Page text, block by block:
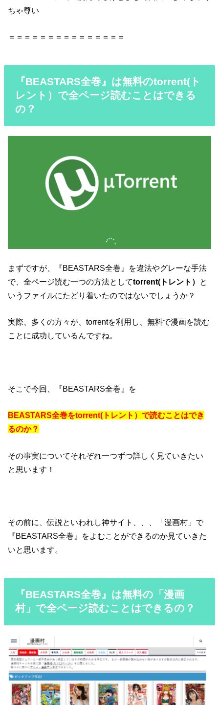
ちゃ尊い
＝＝＝＝＝＝＝＝＝＝＝＝＝＝＝
『BEASTARS全巻』は無料のtorrent(ト
レント）で全ページ読むことはできる
の？
まずですが、『BEASTARS全巻』を違法やグレーな手法
で、全ページ読む一つの方法としてtorrent(トレント） と
いうファイルにたどり着いたのではないでしょうか？
実際、多くの方々が、torrentを利用し、無料で漫画を読む
ことに成功しているんですね。
そこで今回、『BEASTARS全巻』を
BEASTARS全巻をtorrent(トレント）で読むことはでき
るのか？
その事実についてそれぞれ一つずつ詳しく見ていきたい
と思います！
その前に、伝説といわれし神サイト、、、「漫画村」で
『BEASTARS全巻』をよむことができるのか見ていきた
いと思います。
『BEASTARS全巻』は無料の「漫画
村」で全ページ読むことはできるの？